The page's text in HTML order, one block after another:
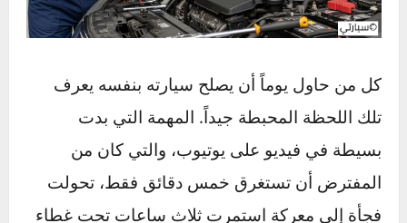
كل من حاول يوماً أن يصلح سيارته بنفسه يعرف
تلك اللحظة المحبطة جيداً. المهمة التي بدت
بسيطة في فيديو على يوتيوب، والتي كان من